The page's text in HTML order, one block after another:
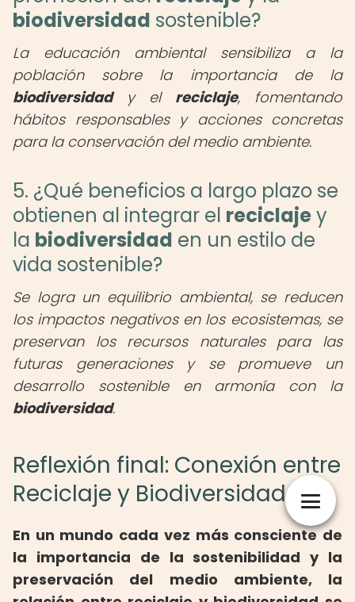
biodiversidad sostenible?
La educación ambiental sensibiliza a la
población sobre la importancia de la
biodiversidady el reciclaje, fomentando
hábitos responsables y acciones concretas
para la conservación del medio ambiente.
5. ¿Qué beneficios a largo plazo se
obtienen al integrar el reciclajey
la biodiversidad en un estilo de
vida sostenible?
Se logra un equilibrio ambiental, se reducen
los impactos negativos en los ecosistemas, se
preservan los recursos naturales para las
futuras generaciones y se promueve un
desarrollo sostenible en armonía con la
biodiversidad.
Reflexión final: Conexión entre
Reciclaje y Biodiversidad
En un mundo cada vez más consciente de
la importancia de la sostenibilidad y la
preservación del medio ambiente, la